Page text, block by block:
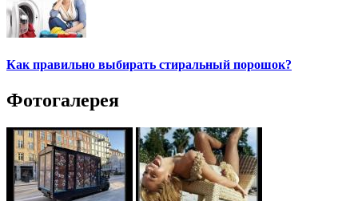
Как правильно выбирать стиральный порошок?
Фотогалерея